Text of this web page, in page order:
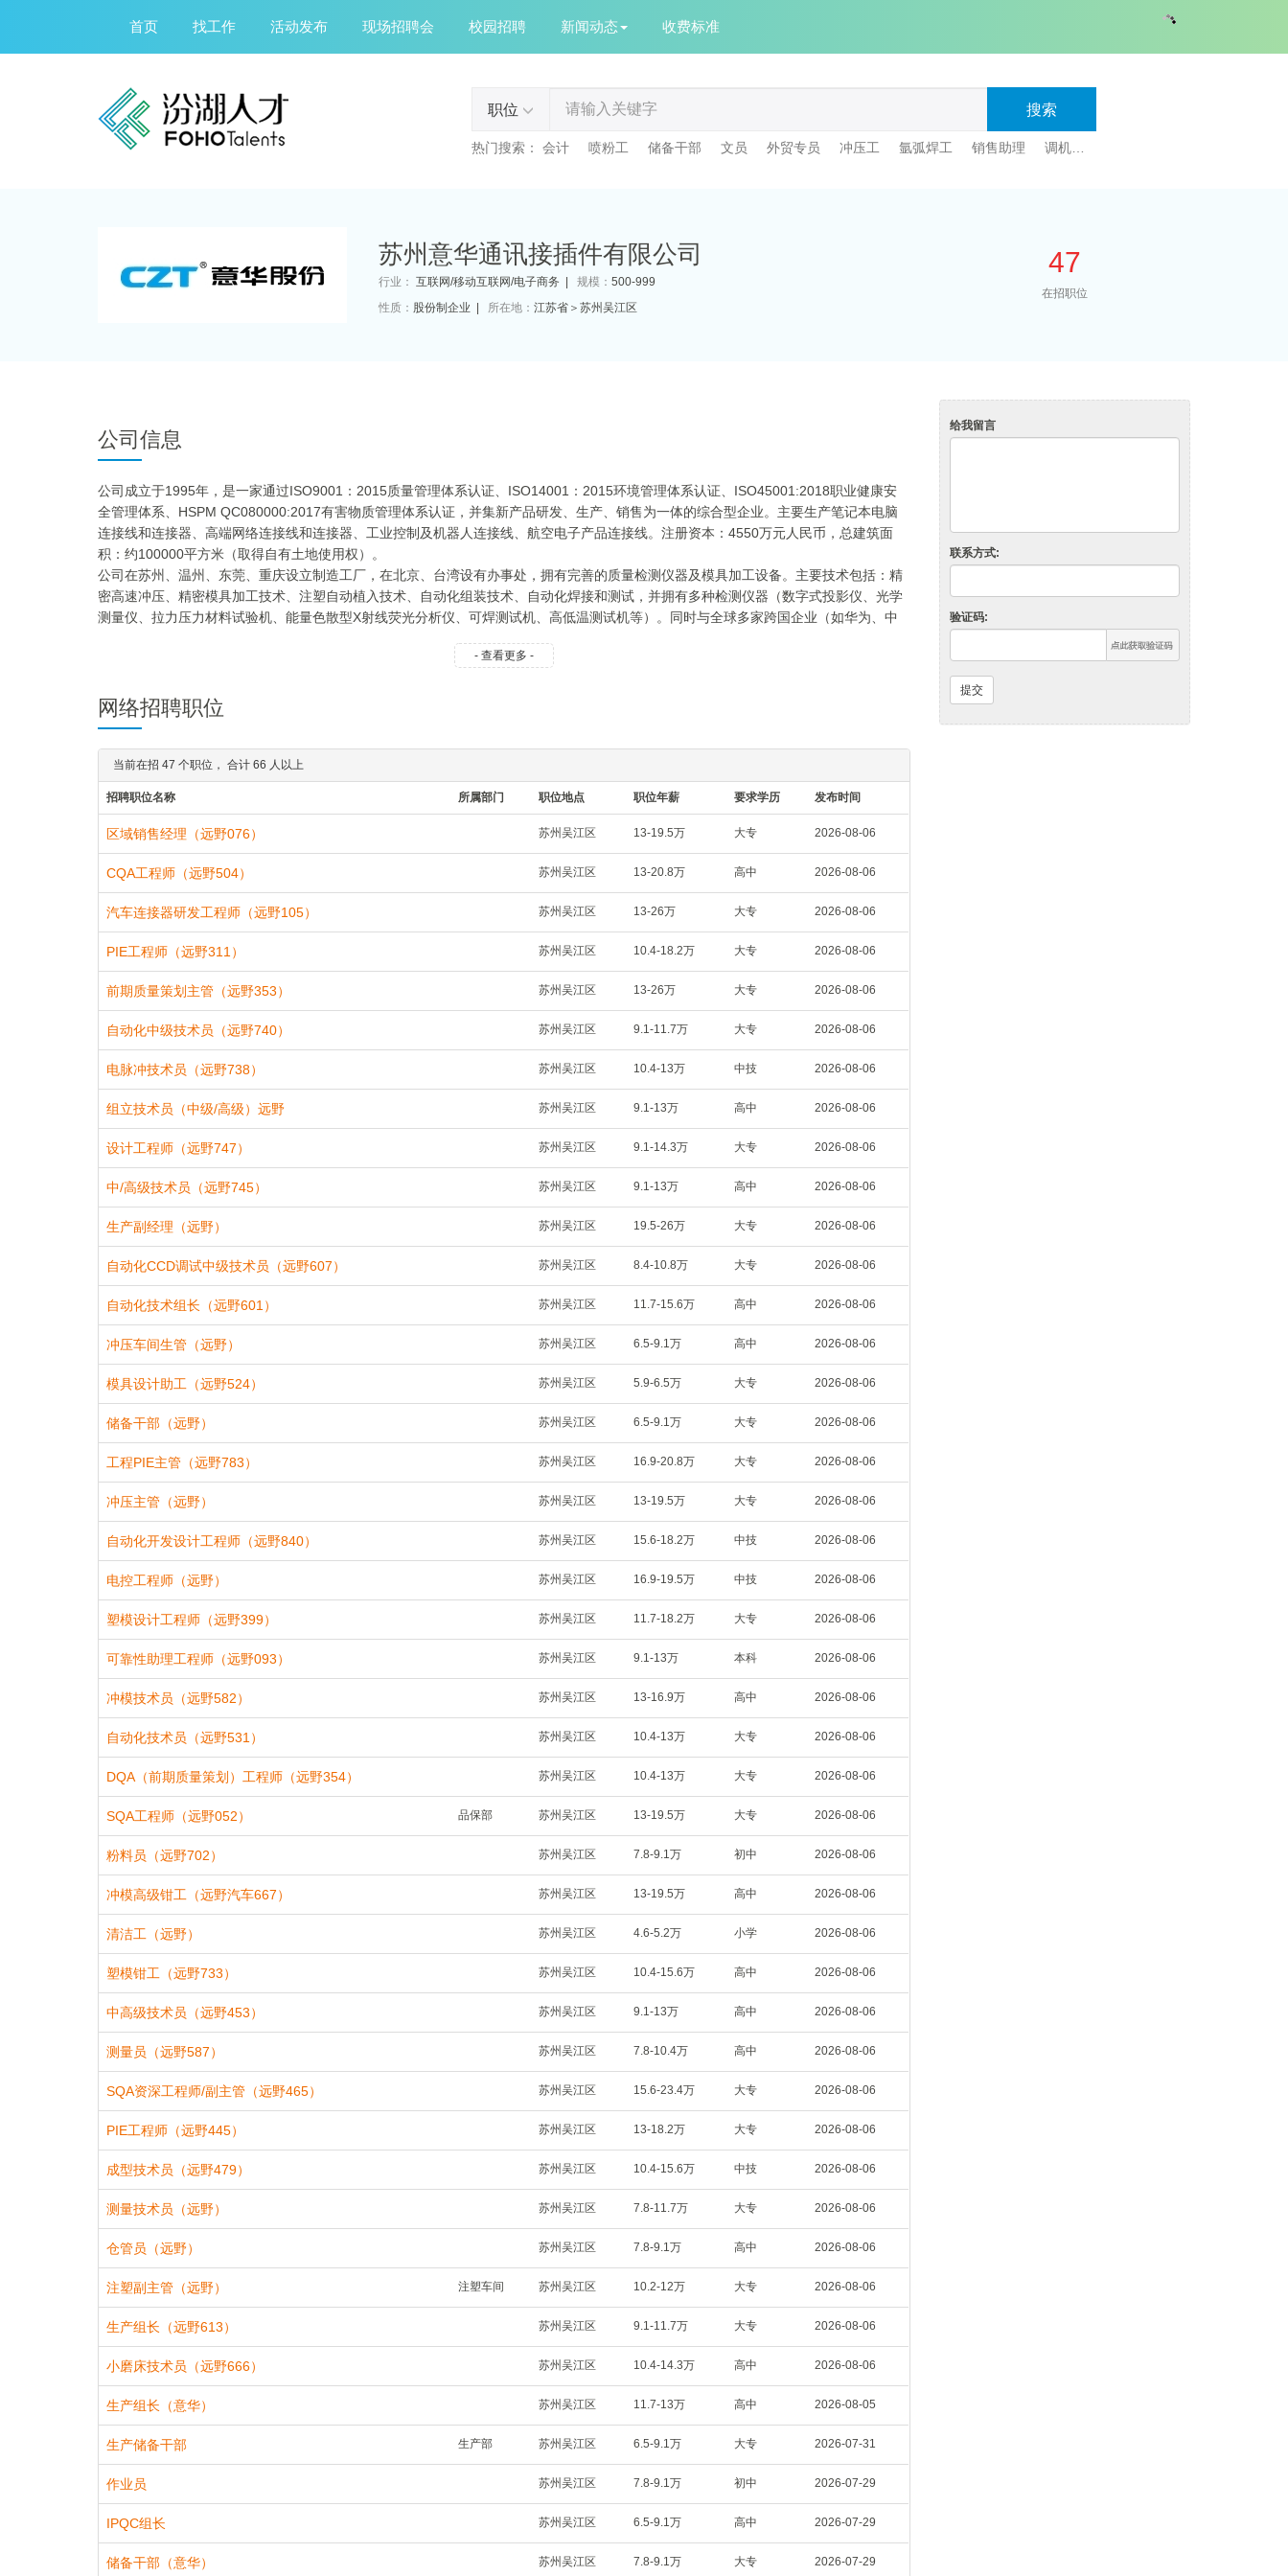
首页 找工作 活动发布 现场招聘会 校园招聘 新闻动态 收费标准
职位 搜索
热门搜索： 会计 喷粉工 储备干部 文员 外贸专员 冲压工 氩弧焊工 销售助理 调机员
苏州意华通讯接插件有限公司
行业： 互联网/移动互联网/电子商务 | 规模： 500-999
性质： 股份制企业 | 所在地： 江苏省＞苏州吴江区
47
在招职位
公司信息
公司成立于1995年，是一家通过ISO9001：2015质量管理体系认证、ISO14001：2015环境管理体系认证、ISO45001:2018职业健康安
全管理体系、HSPM QC080000:2017有害物质管理体系认证，并集新产品研发、生产、销售为一体的综合型企业。主要生产笔记本电脑
连接线和连接器、高端网络连接线和连接器、工业控制及机器人连接线、航空电子产品连接线。注册资本：4550万元人民币，总建筑面
积：约100000平方米（取得自有土地使用权）。
公司在苏州、温州、东莞、重庆设立制造工厂，在北京、台湾设有办事处，拥有完善的质量检测仪器及模具加工设备。主要技术包括：精
密高速冲压、精密模具加工技术、注塑自动植入技术、自动化组装技术、自动化焊接和测试，并拥有多种检测仪器（数字式投影仪、光学
测量仪、拉力压力材料试验机、能量色散型X射线荧光分析仪、可焊测试机、高低温测试机等）。同时与全球多家跨国企业（如华为、中
铸造了其知名品牌CZT。我们的宗旨是：“不断学习，持续改进，力争成为业内一流供应商!”
- 查看更多 -
网络招聘职位
当前在招 47 个职位， 合计 66 人以上
招聘职位名称 所属部门 职位地点 职位年薪 要求学历 发布时间
区域销售经理（远野076） 苏州吴江区 13-19.5万 大专 2026-08-06
CQA工程师（远野504） 苏州吴江区 13-20.8万 高中 2026-08-06
汽车连接器研发工程师（远野105） 苏州吴江区 13-26万 大专 2026-08-06
PIE工程师（远野311） 苏州吴江区 10.4-18.2万 大专 2026-08-06
前期质量策划主管（远野353） 苏州吴江区 13-26万 大专 2026-08-06
自动化中级技术员（远野740） 苏州吴江区 9.1-11.7万 大专 2026-08-06
电脉冲技术员（远野738） 苏州吴江区 10.4-13万 中技 2026-08-06
组立技术员（中级/高级）远野 苏州吴江区 9.1-13万 高中 2026-08-06
设计工程师（远野747） 苏州吴江区 9.1-14.3万 大专 2026-08-06
中/高级技术员（远野745） 苏州吴江区 9.1-13万 高中 2026-08-06
生产副经理（远野） 苏州吴江区 19.5-26万 大专 2026-08-06
自动化CCD调试中级技术员（远野607） 苏州吴江区 8.4-10.8万 大专 2026-08-06
自动化技术组长（远野601） 苏州吴江区 11.7-15.6万 高中 2026-08-06
冲压车间生管（远野） 苏州吴江区 6.5-9.1万 高中 2026-08-06
模具设计助工（远野524） 苏州吴江区 5.9-6.5万 大专 2026-08-06
储备干部（远野） 苏州吴江区 6.5-9.1万 大专 2026-08-06
工程PIE主管（远野783） 苏州吴江区 16.9-20.8万 大专 2026-08-06
冲压主管（远野） 苏州吴江区 13-19.5万 大专 2026-08-06
自动化开发设计工程师（远野840） 苏州吴江区 15.6-18.2万 中技 2026-08-06
电控工程师（远野） 苏州吴江区 16.9-19.5万 中技 2026-08-06
塑模设计工程师（远野399） 苏州吴江区 11.7-18.2万 大专 2026-08-06
可靠性助理工程师（远野093） 苏州吴江区 9.1-13万 本科 2026-08-06
冲模技术员（远野582） 苏州吴江区 13-16.9万 高中 2026-08-06
自动化技术员（远野531） 苏州吴江区 10.4-13万 大专 2026-08-06
DQA（前期质量策划）工程师（远野354） 苏州吴江区 10.4-13万 大专 2026-08-06
SQA工程师（远野052） 品保部 苏州吴江区 13-19.5万 大专 2026-08-06
粉料员（远野702） 苏州吴江区 7.8-9.1万 初中 2026-08-06
冲模高级钳工（远野汽车667） 苏州吴江区 13-19.5万 高中 2026-08-06
清洁工（远野） 苏州吴江区 4.6-5.2万 小学 2026-08-06
塑模钳工（远野733） 苏州吴江区 10.4-15.6万 高中 2026-08-06
中高级技术员（远野453） 苏州吴江区 9.1-13万 高中 2026-08-06
测量员（远野587） 苏州吴江区 7.8-10.4万 高中 2026-08-06
SQA资深工程师/副主管（远野465） 苏州吴江区 15.6-23.4万 大专 2026-08-06
PIE工程师（远野445） 苏州吴江区 13-18.2万 大专 2026-08-06
成型技术员（远野479） 苏州吴江区 10.4-15.6万 中技 2026-08-06
测量技术员（远野） 苏州吴江区 7.8-11.7万 大专 2026-08-06
仓管员（远野） 苏州吴江区 7.8-9.1万 高中 2026-08-06
注塑副主管（远野） 注塑车间 苏州吴江区 10.2-12万 大专 2026-08-06
生产组长（远野613） 苏州吴江区 9.1-11.7万 大专 2026-08-06
小磨床技术员（远野666） 苏州吴江区 10.4-14.3万 高中 2026-08-06
生产组长（意华） 苏州吴江区 11.7-13万 高中 2026-08-05
生产储备干部 生产部 苏州吴江区 6.5-9.1万 大专 2026-07-31
作业员 苏州吴江区 7.8-9.1万 初中 2026-07-29
IPQC组长 苏州吴江区 6.5-9.1万 高中 2026-07-29
储备干部（意华） 苏州吴江区 7.8-9.1万 大专 2026-07-29
给我留言
联系方式:
验证码:
提交